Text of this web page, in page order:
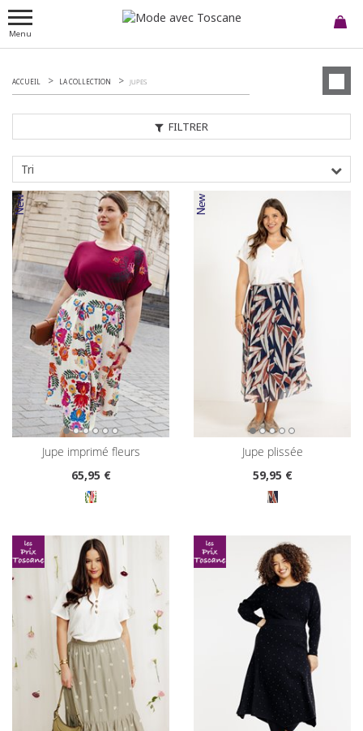
Menu
FILTRER
ACCUEIL LA COLLECTION JUPES
Tri
jupe imprimé fleurs
65,95 €
jupe plissée
59,95 €